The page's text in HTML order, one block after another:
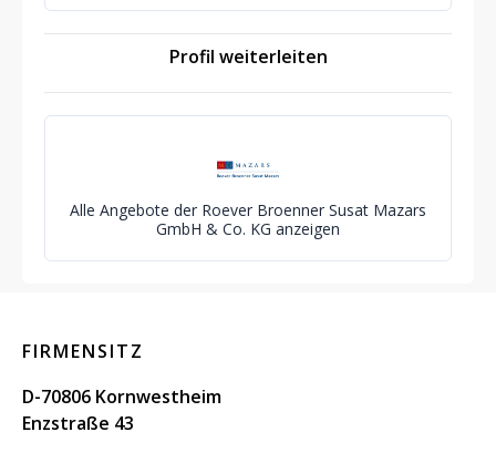
Profil weiterleiten
Alle Angebote der Roever Broenner Susat Mazars
GmbH & Co. KG anzeigen
FIRMENSITZ
D-70806 Kornwestheim
Enzstraße 43